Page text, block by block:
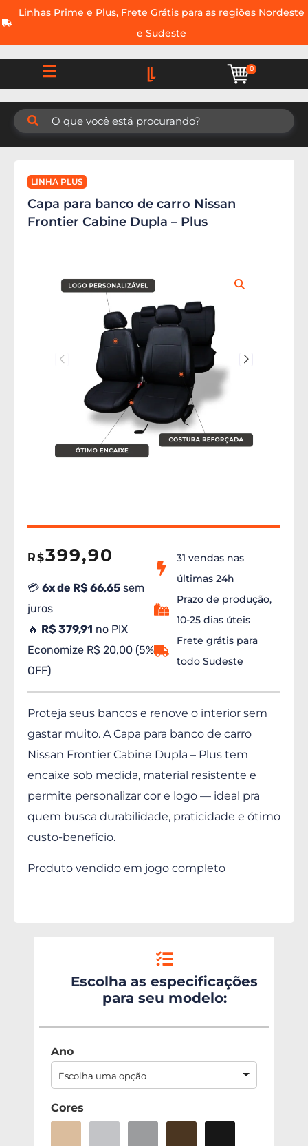
Linhas Prime e Plus, Frete Grátis para as regiões Nordeste
e Sudeste
0
LINHA PLUS
Capa para banco de carro Nissan
Frontier Cabine Dupla – Plus
R$399,90
💳 6x de R$ 66,65 sem
juros
🔥 R$ 379,91 no PIX
Economize R$ 20,00 (5%
OFF)
31 vendas nas
últimas 24h
Prazo de produção,
10-25 dias úteis
Frete grátis para
todo Sudeste
Proteja seus bancos e renove o interior sem
gastar muito. A Capa para banco de carro
Nissan Frontier Cabine Dupla – Plus tem
encaixe sob medida, material resistente e
permite personalizar cor e logo — ideal pra
quem busca durabilidade, praticidade e ótimo
custo-benefício.
Produto vendido em jogo completo
Escolha as especificações
para seu modelo:
Ano
Escolha uma opção
Cores